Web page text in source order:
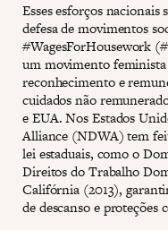
Esses esforços nacionais
defesa de movimentos
#WagesForHousework
um movimento
reconhecimento e
cuidados não
e EUA. Nos Estados
Alliance (NDWA) tem
lei estaduais, como o
Direitos do Trabalho
Califórnia (2013),
de descanso e proteções